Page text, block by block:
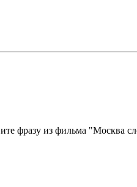
фразу из фильма "Москва